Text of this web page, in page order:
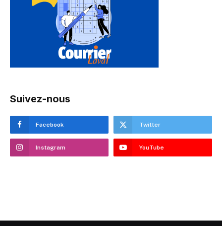
Suivez-nous
Facebook Twitter
Instagram YouTube